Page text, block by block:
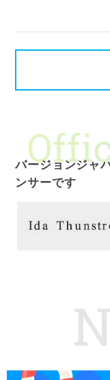
バージョンジャ
ンサーです